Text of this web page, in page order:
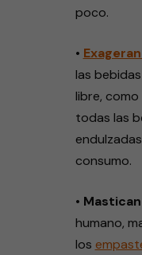
poco.
•
las
libre,
todas las
consumo.
•
humano,
los